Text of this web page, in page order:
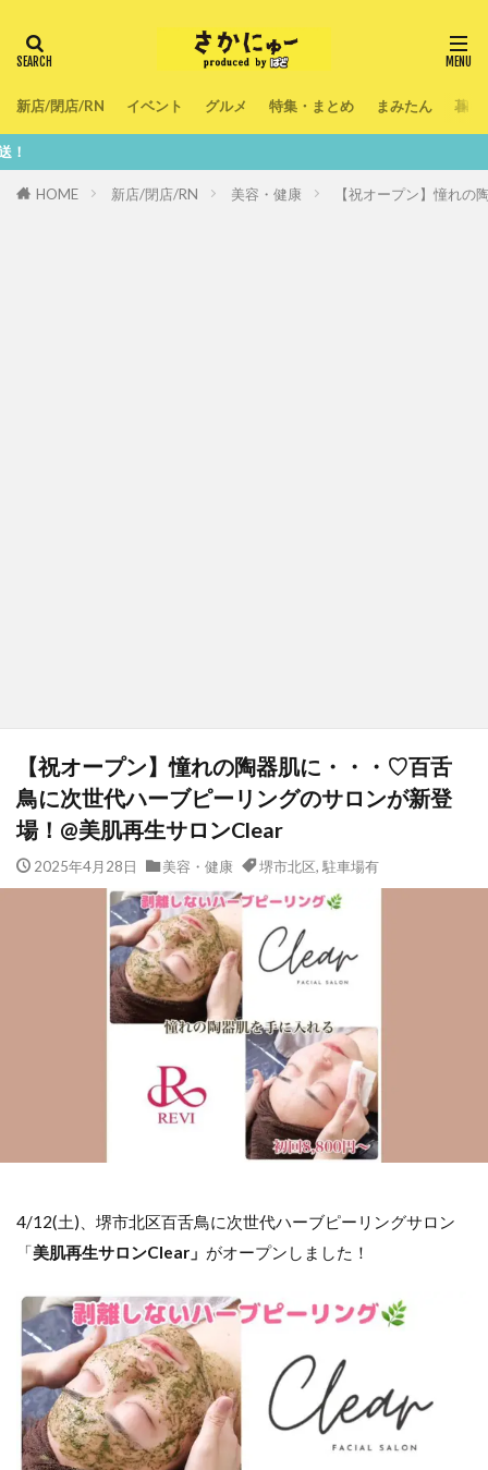
新店/閉店/RN イベント グルメ 特集・まとめ まみたん 暮ら
HOME 新店/閉店/RN 美容・健康 【祝オープン】憧れ
【祝オープン】憧れの陶器肌に・・・♡百舌
鳥に次世代ハーブピーリングのサロンが新登
場！@美肌再生サロンClear
2025年4月28日 美容・健康 堺市北区, 駐車場有
4/12(土)、堺市北区百舌鳥に次世代ハーブピーリングサロン
「美肌再生サロンClear」 がオープンしました！